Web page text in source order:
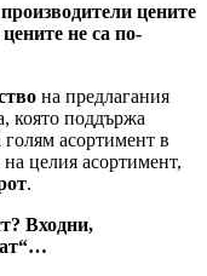
цените
не са по-
на предлагания
която поддържа
асортимент в
на целия асортимент,
.
Входни,